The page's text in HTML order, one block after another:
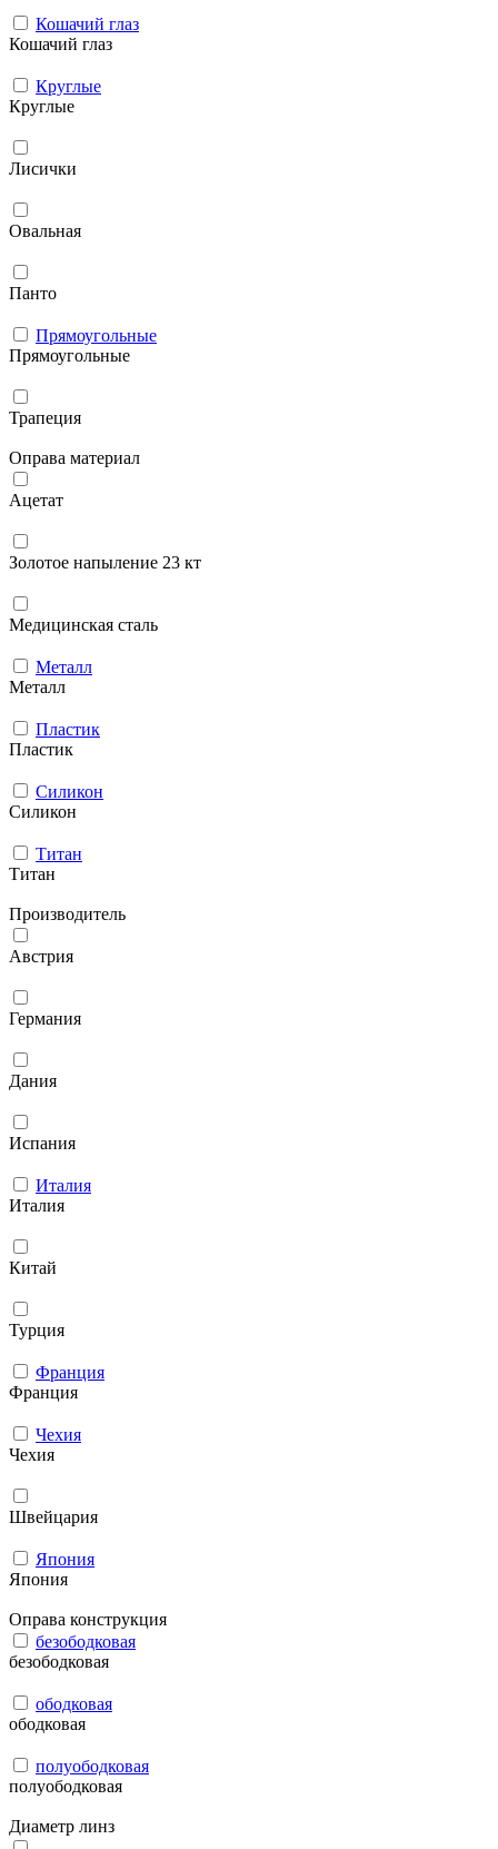
Кошачий глаз
Кошачий глаз
Круглые
Круглые
Лисички
Овальная
Панто
Прямоугольные
Прямоугольные
Трапеция
Оправа материал
Ацетат
Золотое напыление 23 кт
Медицинская сталь
Металл
Металл
Пластик
Пластик
Силикон
Силикон
Титан
Титан
Производитель
Австрия
Германия
Дания
Испания
Италия
Италия
Китай
Турция
Франция
Франция
Чехия
Чехия
Швейцария
Япония
Япония
Оправа конструкция
безободковая
безободковая
ободковая
ободковая
полуободковая
полуободковая
Диаметр линз